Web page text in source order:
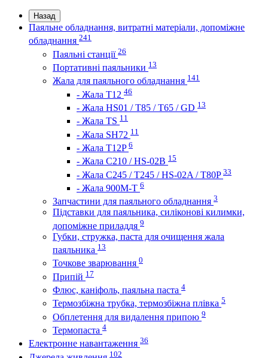
Назад
Паяльне обладнання, витратні матеріали, допоміжне
обладнання 241
Паяльні станції 26
Портативні паяльники 13
Жала для паяльного обладнання 141
- Жала Т12 46
- Жала HS01 / T85 / T65 / GD 13
- Жала TS 11
- Жала SH72 11
- Жала T12P 6
- Жала C210 / HS-02B 15
- Жала C245 / T245 / HS-02A / T80P 33
- Жала 900M-T 6
Запчастини для паяльного обладнання 3
Підставки для паяльника, силіконові килимки,
допоміжне приладдя 9
Губки, стружка, паста для очищення жала
паяльника 13
Точкове зварювання 0
Припій 17
Флюс, каніфоль, паяльна паста 4
Термозбіжна трубка, термозбіжна плівка 5
Обплетення для видалення припою 9
Термопаста 4
Електронне навантаження 36
102